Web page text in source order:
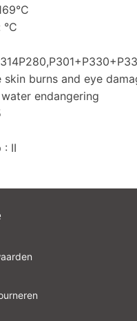
skin burns and eye
endangering
: II